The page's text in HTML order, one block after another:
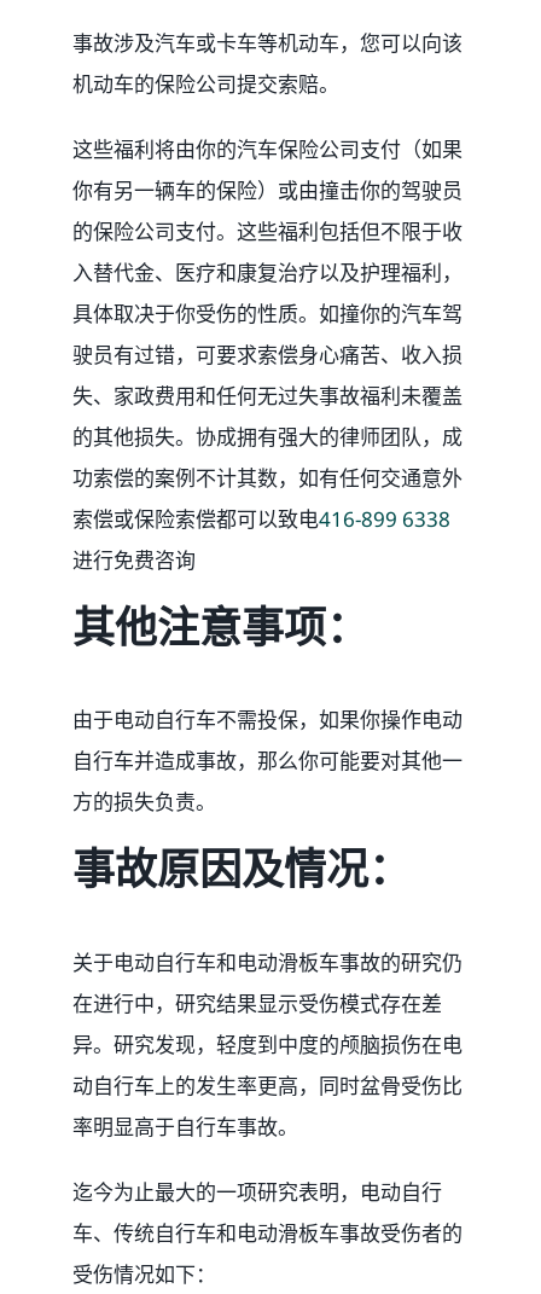
事故涉及汽车或卡车等机动车，您可以向该
机动车的保险公司提交索赔。
这些福利将由你的汽车保险公司支付（如果
你有另一辆车的保险）或由撞击你的驾驶员
的保险公司支付。这些福利包括但不限于收
入替代金、医疗和康复治疗以及护理福利，
具体取决于你受伤的性质。如撞你的汽车驾
驶员有过错，可要求索偿身心痛苦、收入损
失、家政费用和任何无过失事故福利未覆盖
的其他损失。协成拥有强大的律师团队，成
功索偿的案例不计其数，如有任何交通意外
索偿或保险索偿都可以致电416-899 6338
进行免费咨询
其他注意事项：
由于电动自行车不需投保，如果你操作电动
自行车并造成事故，那么你可能要对其他一
方的损失负责。
事故原因及情况：
关于电动自行车和电动滑板车事故的研究仍
在进行中，研究结果显示受伤模式存在差
异。研究发现，轻度到中度的颅脑损伤在电
动自行车上的发生率更高，同时盆骨受伤比
率明显高于自行车事故。
迄今为止最大的一项研究表明，电动自行
车、传统自行车和电动滑板车事故受伤者的
受伤情况如下：